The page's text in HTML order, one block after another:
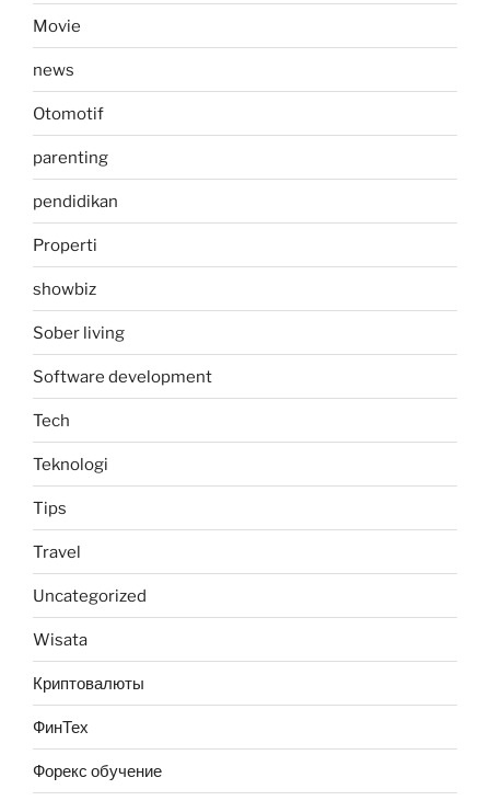
Movie
news
Otomotif
parenting
pendidikan
Properti
showbiz
Sober living
Software development
Tech
Teknologi
Tips
Travel
Uncategorized
Wisata
Криптовалюты
ФинТех
Форекс обучение